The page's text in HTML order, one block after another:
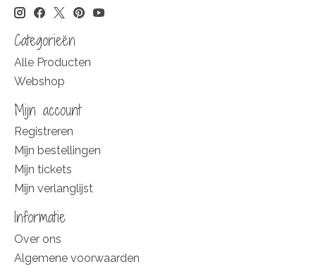
Categorieën
Alle Producten
Webshop
Mijn account
Registreren
Mijn bestellingen
Mijn tickets
Mijn verlanglijst
Informatie
Over ons
Algemene voorwaarden